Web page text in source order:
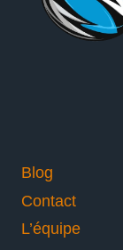
Blog
Contact
L’équipe